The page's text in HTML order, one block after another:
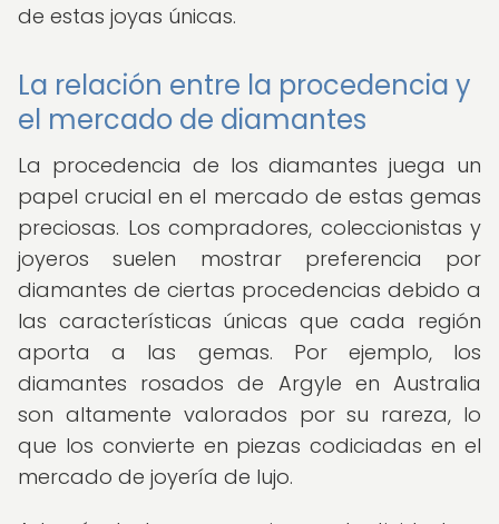
de estas joyas únicas.
La relación entre la procedencia y
el mercado de diamantes
La procedencia de los diamantes juega un
papel crucial en el mercado de estas gemas
preciosas. Los compradores, coleccionistas y
joyeros suelen mostrar preferencia por
diamantes de ciertas procedencias debido a
las características únicas que cada región
aporta a las gemas. Por ejemplo, los
diamantes rosados de Argyle en Australia
son altamente valorados por su rareza, lo
que los convierte en piezas codiciadas en el
mercado de joyería de lujo.